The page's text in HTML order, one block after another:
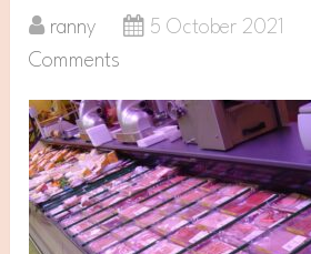
ranny 5 October 2021
Comments